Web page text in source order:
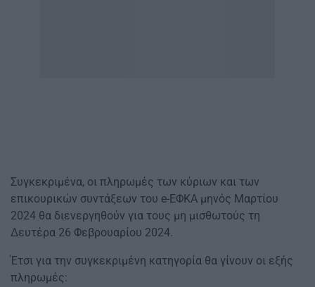
Συγκεκριμένα, οι πληρωμές των κύριων και των
επικουρικών συντάξεων του e-ΕΦΚΑ μηνός Μαρτίου
2024 θα διενεργηθούν για τους μη μισθωτούς τη
Δευτέρα 26 Φεβρουαρίου 2024.
Έτσι για την συγκεκριμένη κατηγορία θα γίνουν οι εξής
πληρωμές: